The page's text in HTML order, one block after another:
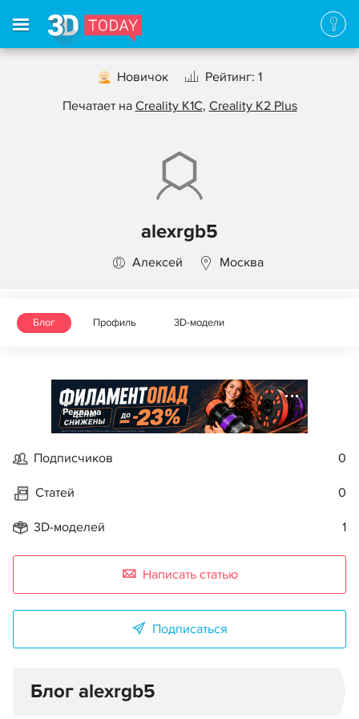
Новичок
Рейтинг: 1
Печатает на Creality K1C, Creality K2 Plus
alexrgb5
Алексей Москва
Блог Профиль 3D-модели
Реклама
Подписчиков 0
Статей 0
3D-моделей 1
Написать статью
Подписаться
Блог alexrgb5